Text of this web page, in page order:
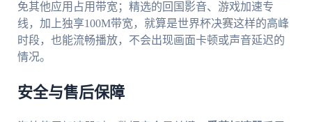
免其他应用占用带宽；精选的回国影音、游戏加速专
线，加上独享100M带宽，就算是世界杯决赛这样的高峰
时段，也能流畅播放，不会出现画面卡顿或声音延迟的
情况。
安全与售后保障